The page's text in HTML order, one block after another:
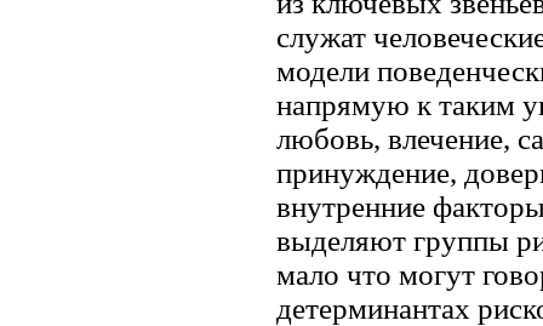
служат
модели
напрямую к таким
любовь, влечение,
принуждение,
внутренние
выделяют группы
мало что могут
детерминантах